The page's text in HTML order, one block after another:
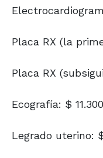
Placa RX (la
Placa RX
Ecografía: $
Legrado uterino: